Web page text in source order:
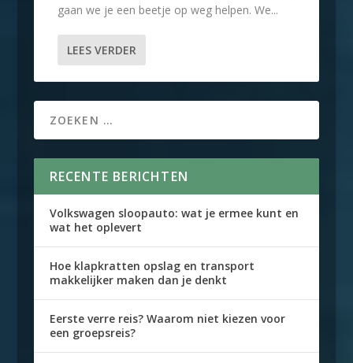
gaan we je een beetje op weg helpen. We...
LEES VERDER
RECENTE BERICHTEN
Volkswagen sloopauto: wat je ermee kunt en
wat het oplevert
Hoe klapkratten opslag en transport
makkelijker maken dan je denkt
Eerste verre reis? Waarom niet kiezen voor
een groepsreis?